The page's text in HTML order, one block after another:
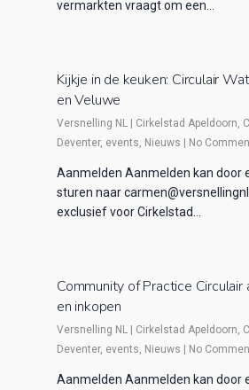
vermarkten vraagt om een…
Kijkje in de keuken: Circulair
en Veluwe
Versnelling NL | Cirkelstad Apeldoorn,
Deventer, events, Nieuws | No
Aanmelden Aanmelden kan door
sturen naar
exclusief voor Cirkelstad…
Community of Practice Circulair
en inkopen
Versnelling NL | Cirkelstad Apeldoorn,
Deventer, events, Nieuws | No
Aanmelden Aanmelden kan door